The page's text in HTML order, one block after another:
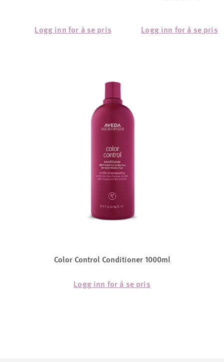
Logg inn for å se pris Logg inn for å se pris
Color Control Conditioner 1000ml
Logg inn for å se pris